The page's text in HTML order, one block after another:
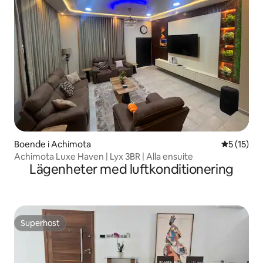
Boende i Achimota 5 av 5 i
5 (15)
Achimota Luxe Haven | Lyx 3BR | Alla ensuite
Lägenheter med luftkonditionering
Superhost
Superhost